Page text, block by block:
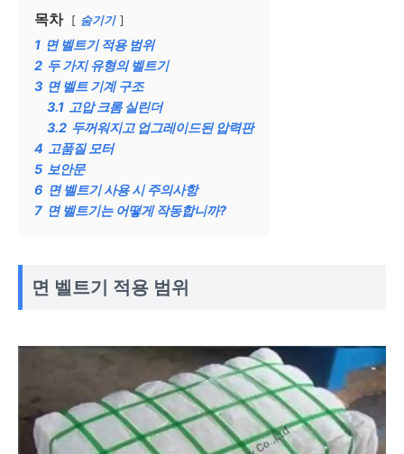
목차 숨기기
1 면 벨트기 적용 범위
2 두 가지 유형의 벨트기
3 면 벨트 기계 구조
3.1 고압 크롬 실린더
3.2 두꺼워지고 업그레이드된 압력판
4 고품질 모터
5 보안문
6 면 벨트기 사용 시 주의사항
7 면 벨트기는 어떻게 작동합니까?
면 벨트기 적용 범위